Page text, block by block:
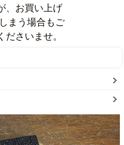
、お買い上げ
まう場合もご
さいませ。